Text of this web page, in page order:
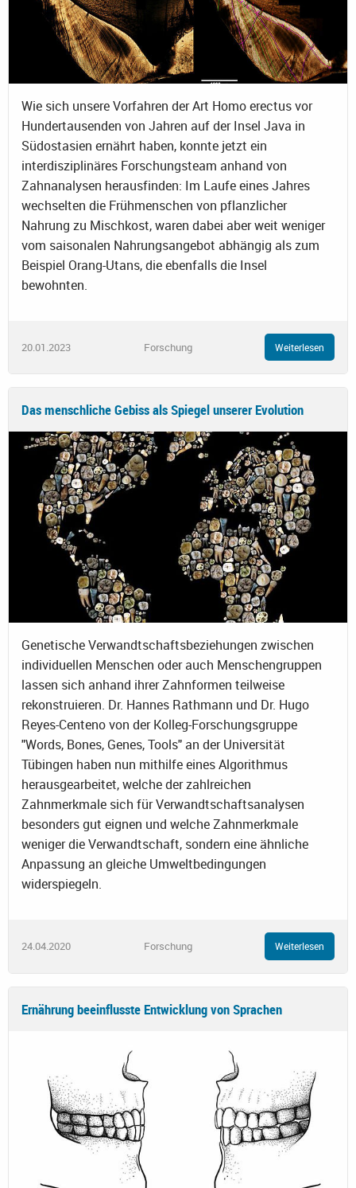
Wie sich unsere Vorfahren der Art Homo erectus vor
Hundertausenden von Jahren auf der Insel Java in
Südostasien ernährt haben, konnte jetzt ein
interdisziplinäres Forschungsteam anhand von
Zahnanalysen herausfinden: Im Laufe eines Jahres
wechselten die Frühmenschen von pflanzlicher
Nahrung zu Mischkost, waren dabei aber weit weniger
vom saisonalen Nahrungsangebot abhängig als zum
Beispiel Orang-Utans, die ebenfalls die Insel
bewohnten.
20.01.2023 Forschung Weiterlesen
Das menschliche Gebiss als Spiegel unserer Evolution
Genetische Verwandtschaftsbeziehungen zwischen
individuellen Menschen oder auch Menschengruppen
lassen sich anhand ihrer Zahnformen teilweise
rekonstruieren. Dr. Hannes Rathmann und Dr. Hugo
Reyes-Centeno von der Kolleg-Forschungsgruppe
"Words, Bones, Genes, Tools" an der Universität
Tübingen haben nun mithilfe eines Algorithmus
herausgearbeitet, welche der zahlreichen
Zahnmerkmale sich für Verwandtschaftsanalysen
besonders gut eignen und welche Zahnmerkmale
weniger die Verwandtschaft, sondern eine ähnliche
Anpassung an gleiche Umweltbedingungen
widerspiegeln.
24.04.2020 Forschung Weiterlesen
Ernährung beeinflusste Entwicklung von Sprachen